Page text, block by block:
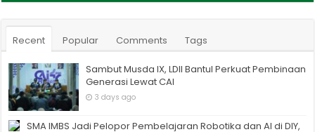
Recent Popular Comments Tags
Sambut Musda IX, LDII Bantul Perkuat Pembinaan
Generasi Lewat CAI
3 days ago
SMA IMBS Jadi Pelopor Pembelajaran Robotika dan AI di DIY,